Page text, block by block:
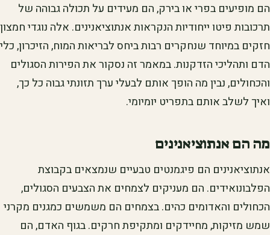
הם מופיעים בפרי או בירק, הם מעידים על תכולה גבוהה של
תרכובות פיטו ייחודיות הנקראות אנתוציאנינים. אלה נוגדי חמצון
חזקים במיוחד שנחקרים רבות ביחס לבריאות המוח, הזיכרון, כלי
הדם ותהליכי הזדקנות. במאמר זה נסקור את הפירות הסגולים
והכחולים, נבין מה הופך אותם לבעלי ערך תזונתי גבוה כל כך,
ואיך לשלב אותם בתפריט יומיומי.
מה הם אנתוציאנינים
אנתוציאנינים הם פיגמנטים טבעיים שנמצאים בקבוצת
הפלבונואידים. הם מעניקים לצמחים את הצבעים הסגולים,
הכחולים והאדומים כהים. בצמחים הם משמשים כמגנים מקרני
שמש מזיקות, מחיידקים ומתקיפת חרקים. בגוף האדם, הם